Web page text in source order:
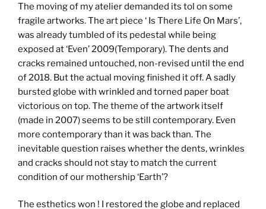
The moving of my atelier demanded its tol on some
fragile artworks. The art piece ‘ Is There Life On Mars’,
was already tumbled of its pedestal while being
exposed at ‘Even’ 2009(Temporary). The dents and
cracks remained untouched, non-revised until the end
of 2018. But the actual moving finished it off. A sadly
bursted globe with wrinkled and torned paper boat
victorious on top. The theme of the artwork itself
(made in 2007) seems to be still contemporary. Even
more contemporary than it was back than. The
inevitable question raises whether the dents, wrinkles
and cracks should not stay to match the current
condition of our mothership ‘Earth’?
The esthetics won ! I restored the globe and replaced